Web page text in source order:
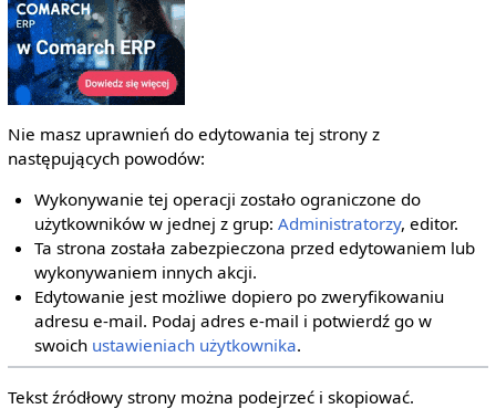
Nie masz uprawnień do edytowania tej strony z
następujących powodów:
Wykonywanie tej operacji zostało ograniczone do
użytkowników w jednej z grup:Administratorzy, editor.
Ta strona została zabezpieczona przed edytowaniem lub
wykonywaniem innych akcji.
Edytowanie jest możliwe dopiero po zweryfikowaniu
adresu e‐mail. Podaj adres e‐mail i potwierdź go w
swoich ustawieniach użytkownika.
Tekst źródłowy strony można podejrzeć i skopiować.